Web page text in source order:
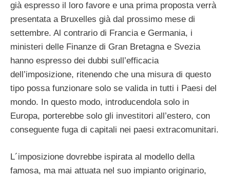
già espresso il loro favore e una prima proposta verrà
presentata a Bruxelles già dal prossimo mese di
settembre. Al contrario di Francia e Germania, i
ministeri delle Finanze di Gran Bretagna e Svezia
hanno espresso dei dubbi sull’efficacia
dell’imposizione, ritenendo che una misura di questo
tipo possa funzionare solo se valida in tutti i Paesi del
mondo. In questo modo, introducendola solo in
Europa, porterebbe solo gli investitori all’estero, con
conseguente fuga di capitali nei paesi extracomunitari.
L´imposizione dovrebbe ispirata al modello della
famosa, ma mai attuata nel suo impianto originario,